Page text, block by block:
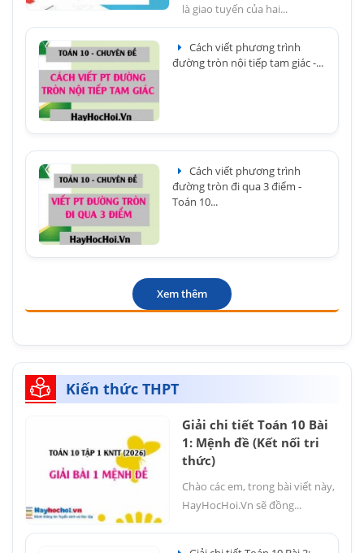
là giao tuyến của hai...
Cách viết phương trình
đường tròn nội tiếp tam giác -...
Cách viết phương trình
đường tròn đi qua 3 điểm -
Toán 10...
Xem thêm
Kiến thức THPT
Giải chi tiết Toán 10 Bài
1: Mệnh đề (Kết nối tri
thức)
Chào các em, trong bài viết này,
HayHocHoi.Vn sẽ đồng...